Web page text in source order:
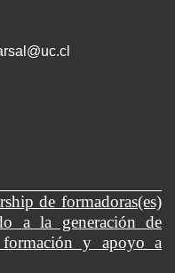
de formadoras(es)
a la generación de
y apoyo a